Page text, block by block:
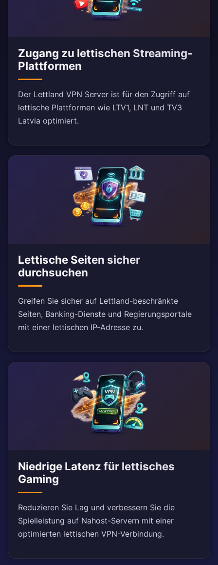
Zugang zu lettischen Streaming-
Plattformen
Der Lettland VPN Server ist für den Zugriff auf
lettische Plattformen wie LTV1, LNT und TV3
Latvia optimiert.
Lettische Seiten sicher
durchsuchen
Greifen Sie sicher auf Lettland-beschränkte
Seiten, Banking-Dienste und Regierungsportale
mit einer lettischen IP-Adresse zu.
Niedrige Latenz für lettisches
Gaming
Reduzieren Sie Lag und verbessern Sie die
Spielleistung auf Nahost-Servern mit einer
optimierten lettischen VPN-Verbindung.